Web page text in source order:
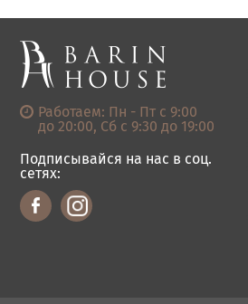
Работаем: Пн - Пт с 9:00
до 20:00, Сб с 9:30 до 19:00
Подписывайся на нас в соц.
сетях: